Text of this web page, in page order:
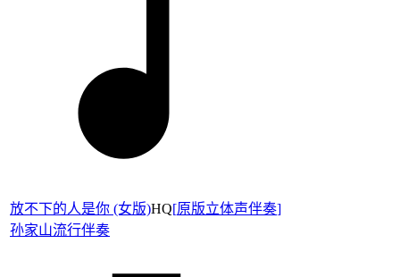
放不下的人是你 (女版)HQ[原版立体声伴奏]
孙家山流行伴奏